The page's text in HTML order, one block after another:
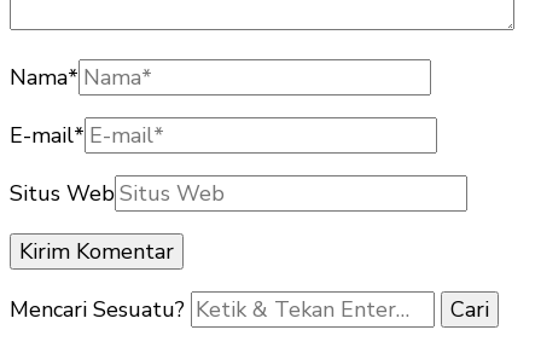
Nama*
E-mail*
Situs Web
Mencari Sesuatu?